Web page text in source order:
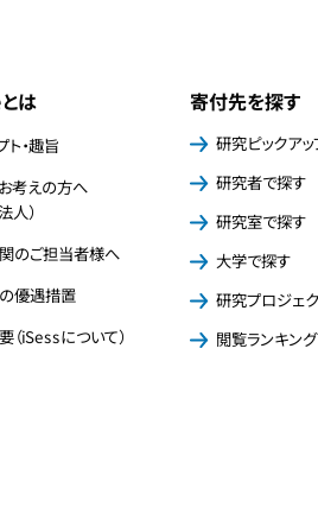
は
ト・趣旨
考えの方へ
人）
のご担当者様へ
優遇措置
（iSessについて）
寄付先を探す
研究ピックアッ
研究者で探す
研究室で探す
大学で探す
研究プロジェ
閲覧ランキング